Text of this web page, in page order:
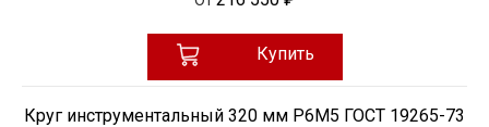
Купить
Круг инструментальный 320 мм Р6М5 ГОСТ 19265-73